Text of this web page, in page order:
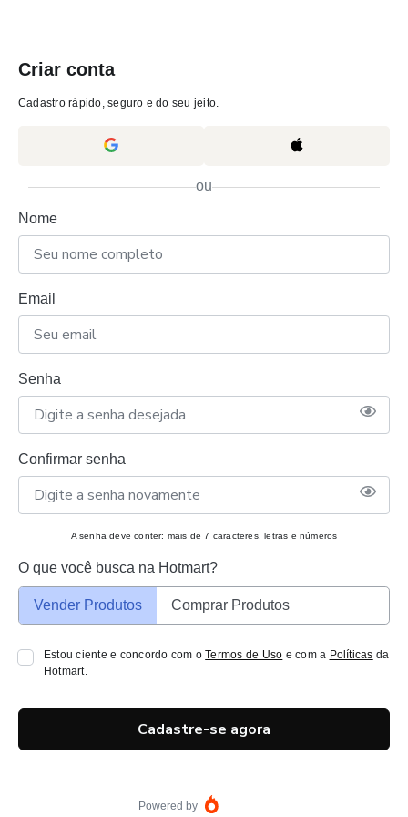
Criar conta
Cadastro rápido, seguro e do seu jeito.
ou
Nome
Email
Senha
Confirmar senha
A senha deve conter: mais de 7 caracteres, letras e números
O que você busca na Hotmart?
Vender Produtos Comprar Produtos
Estou ciente e concordo com oTermos de Uso e com a Políticas da
Hotmart.
Cadastre-se agora
Powered by